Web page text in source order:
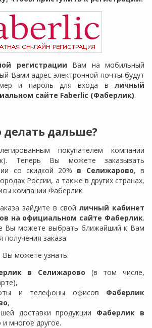
регистрации Вам на мобильный
Вами адрес электронной почты будут
и пароль для входа в личный
сайте Faberlic (Фаберлик).
делать дальше?
покупателем компании
Теперь Вы можете заказывать
со скидкой 20% в Селижарово, в
России, а также в других странах,
компании Фаберлик.
зайдите в свой личный кабинет
на официальном сайте Фаберлик.
Вы можете выбрать ближайший к Вам
получения заказа.
Вы можете узнать:
в Селижарово (в том числе,
и телефоны офисов Фаберлик
,
доставки продукции Фаберлик в
и многое другое.